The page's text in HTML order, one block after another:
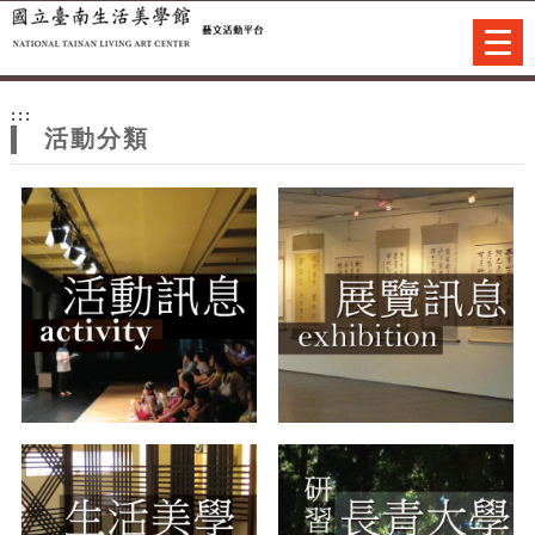
站
主
題
跳到主要內容
網站導覽
:::
活動分類